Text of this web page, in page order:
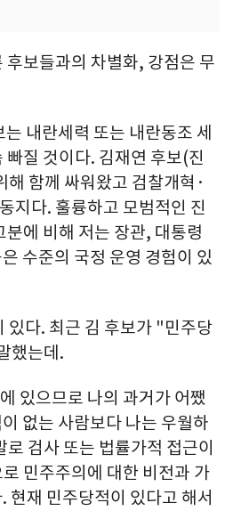
보들과의 차별화, 강점은 무
내란세력 또는 내란동조 세
빠질 것이다. 김재연 후보(진
해 함께 싸워왔고 검찰개혁·
지다. 훌륭하고 모범적인 진
에 비해 저는 장관, 대통령
수준의 국정 운영 경험이 있
있다. 최근 김 후보가 "민주당
했는데.
있으므로 나의 과거가 어쨌
없는 사람보다 나는 우월하
검사 또는 법률가적 접근이
민주주의에 대한 비전과 가
현재 민주당적이 있다고 해서